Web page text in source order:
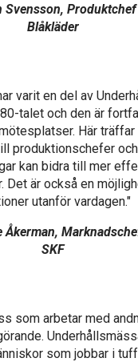
Svensson, Produktchef
Blåkläder
varit en del av
talet och den är
Här
produktionschefer
kan bidra till mer
Det är också en
utanför vardagen."
Åkerman,
SKF
som arbetar med
som jobbar i